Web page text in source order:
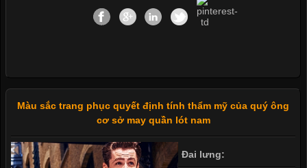
Màu sắc trang phục quyết định tính thẩm mỹ của quý ông
cơ sở may quần lót nam
Đai lưng: